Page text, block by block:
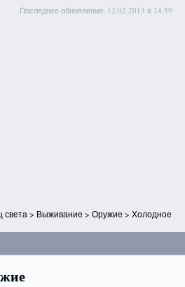
Последнее обновление: 12.02.2013 в 14:59
света > Выживание > Оружие > Холодное